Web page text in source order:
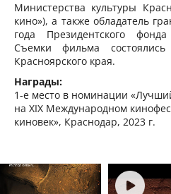
Министерства культуры
кино»), а также обладатель
года Президентского
Съемки фильма
Красноярского края.
Награды:
1-е место в номинации
на XIX Международном
киновек», Краснодар, 2023 г.